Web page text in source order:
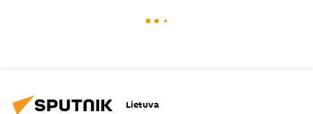
Lietuva